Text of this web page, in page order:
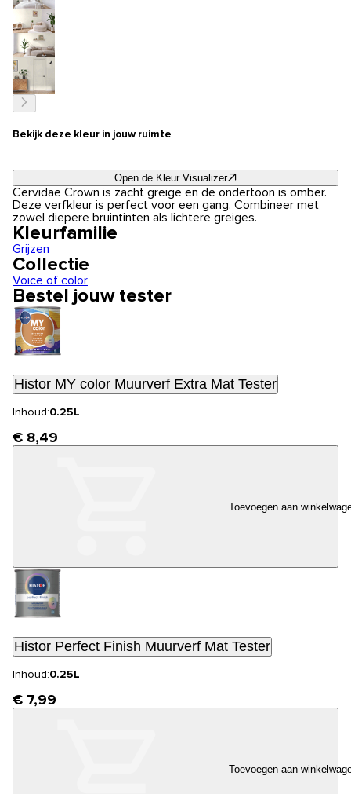
Bekijk deze kleur in jouw ruimte
Open de Kleur Visualizer
Cervidae Crown is zacht greige en de ondertoon is omber.
Deze verfkleur is perfect voor een gang. Combineer met
zowel diepere bruintinten als lichtere greiges.
Kleurfamilie
Grijzen
Collectie
Voice of color
Bestel jouw tester
Histor MY color Muurverf Extra Mat Tester
Inhoud:0.25L
€ 8,49
Toevoegen aan
Histor Perfect Finish Muurverf Mat Tester
Inhoud:0.25L
€ 7,99
Toevoegen aan